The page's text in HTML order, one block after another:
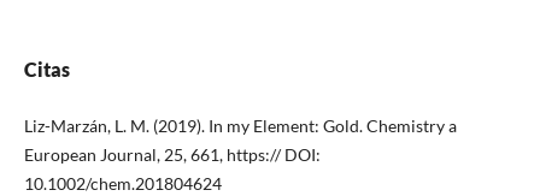
Citas
Liz-Marzán, L. M. (2019). In my Element: Gold. Chemistry a
European Journal, 25, 661, https:// DOI:
10.1002/chem.201804624